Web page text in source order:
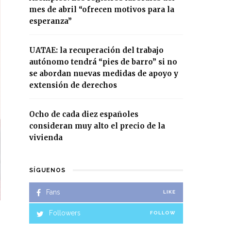
mes de abril “ofrecen motivos para la
esperanza”
UATAE: la recuperación del trabajo
autónomo tendrá “pies de barro” si no
se abordan nuevas medidas de apoyo y
extensión de derechos
Ocho de cada diez españoles
consideran muy alto el precio de la
vivienda
SÍGUENOS
Fans LIKE
Followers FOLLOW